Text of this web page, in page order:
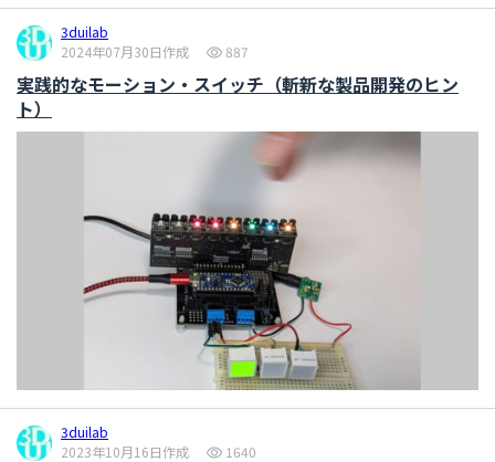
3duilab
2024年07月30日作成
887
実践的なモーション・スイッチ（斬新な製品開発のヒン
ト）
3duilab
2023年10月16日作成
1640